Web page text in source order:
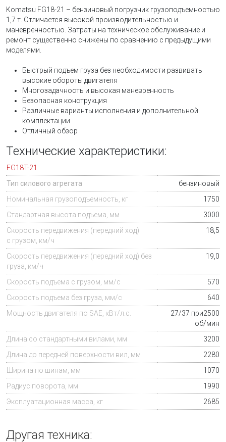
Komatsu FG18-21 – бензиновый погрузчик грузоподъемностью
1,7 т. Отличается высокой производительностью и
маневренностью. Затраты на техническое обслуживание и
ремонт существенно снижены по сравнению с предыдущими
моделями.
Быстрый подъем груза без необходимости развивать
высокие обороты двигателя
Многозадачность и высокая маневренность
Безопасная конструкция
Различные варианты исполнения и дополнительной
комплектации
Отличный обзор
Технические характеристики:
FG18T-21
Тип силового агрегата
бензиновый
Номинальная грузоподъемность, кг
1750
Стандартная высота подъема, мм
3000
Скорость передвижения (передний ход)
с грузом, км/ч
18,5
Скорость передвижения (передний ход) без
груза, км/ч
19,0
Скорость подъема с грузом, мм/с
570
Скорость подъема без груза, мм/с
640
Мощность двигателя по SAE, кВт/л.с.
27/37 при2500
об/мин
Длина со стандартными вилами, мм
3200
Длина до передней поверхности вил, мм
2280
Ширина по шинам, мм
1070
Радиус поворота, мм
1990
Эксплуатационная масса , кг 2685
Другая техника: